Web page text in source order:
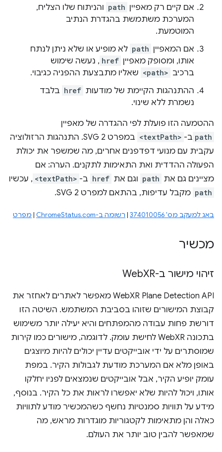
אם קיים רק מאפיין path והניתוח שלו הצליח,
המערכת משתמשת בהגדרת הנתיב
המוטמעת.
אם המאפיין path לא מופיע או שלא ניתן לנתח
אותו, ומסופק מאפיין href , נעשה שימוש
ברכיב <path> שאליו מתבצעת ההפניה כגיבוי.
ההתנהגות הקיימת של מודעות href בלבד
נשמרת ללא שינוי.
ההטמעה הזו פועלת לפי ההגדרה של מאפיין
path ב- <textPath>
במפרט SVG 2. התנהגות הרזולוציה
עקבית עם מנועי דפדפנים אחרים, מה שמשפר את יכולת
הפעולה ההדדית ואת התאימות לתקנים. הערה: אם
מציינים גם את path וגם את href ב- <textPath> , עכשיו
path מקבל עדיפות, בהתאם למפרט SVG 2.
באג למעקב מס' 374010056 | רשומה ב-ChromeStatus.com | מפרט
מכשיר
זיהוי מישור ב-WebXR
‫WebXR Plane Detection API מאפשר לאתרים לאחזר את
קבוצת המישורים שזוהו בסביבת המשתמש. השיטה הזו
דורשת פחות עבודה מהמפתחים והיא יעילה יותר משימוש
בתכונה WebXR לחישת עומק. לדוגמה, מישורים כמו קירות
שמוסתרים על ידי אובייקטים עדיין יכולים להיות מיוצגים
באופן מלא אם המערכת מודעת לגבולות הקיר. במפת
עומק יופיע הקיר, אבל אובייקטים שנמצאים לפניו יחלקו
אותו, ויכול להיות שלא יאפשרו לראות את כל הקיר. בנוסף,
מידע על תוויות סמנטיות נחשף כשהמכשיר מודע לתוויות
כאלה והן מתאימות לקטגוריות מוגדרות מראש, מה
שמאפשר להבין טוב יותר את העולם.